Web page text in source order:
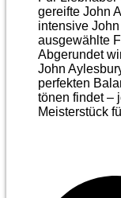
gereifte John
intensive
ausgewählte
Abgerundet
John
perfekten
tönen findet –
Meister­stück